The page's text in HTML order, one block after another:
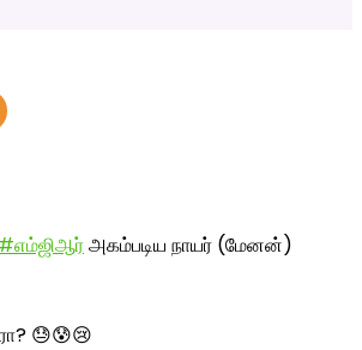
#எம்ஜிஆர்அகம்படிய நாயர் (மேனன்)
😓😰😢